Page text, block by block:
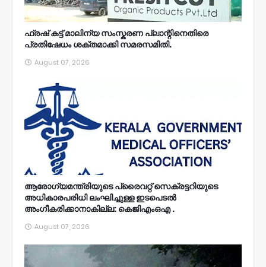
ഫ്രഷ് കട്ട് മാലിന്യ സംസ്കരണ പ്ലാന്റിനെതിരെ
പ്രതിഷേധം ശക്തമാക്കി സമരസമിതി.
August 07, 2026
ആരോഗ്യമന്ത്രിയുടെ പ്രൈവറ്റ് സെക്രട്ടറിയുടെ
അധികാരപരിധി ലംഘിച്ചുള്ള ഇടപെടൽ
അംഗീകരിക്കാനാകില്ല: കെജിഎംഒഎ .
August 07, 2026